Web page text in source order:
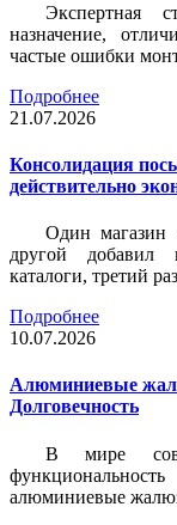
Экспертная
назначение,
частые ошибки
Подробнее
21.07.2026
Консолидация
действительно
Один магазин
другой добавил
каталоги, третий
Подробнее
10.07.2026
Алюминиевые
Долговечность
В мире
алюминиевые